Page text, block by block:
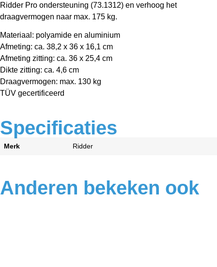
Ridder Pro ondersteuning (73.1312) en verhoog het
draagvermogen naar max. 175 kg.
Materiaal: polyamide en aluminium
Afmeting: ca. 38,2 x 36 x 16,1 cm
Afmeting zitting: ca. 36 x 25,4 cm
Dikte zitting: ca. 4,6 cm
Draagvermogen: max. 130 kg
TÜV gecertificeerd
Specificaties
Merk Ridder
Anderen bekeken ook